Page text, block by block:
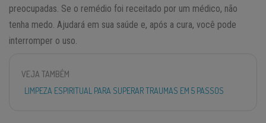
preocupadas. Se o remédio foi receitado por um médico, não
tenha medo. Ajudará em sua saúde e, após a cura, você pode
interromper o uso.
VEJA TAMBÉM
LIMPEZA ESPIRITUAL PARA SUPERAR TRAUMAS EM 5 PASSOS